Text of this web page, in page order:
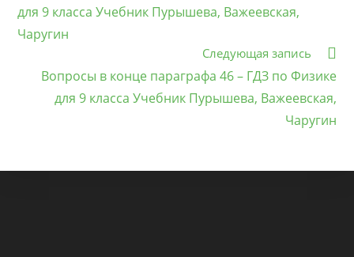
для 9 класса Учебник Пурышева, Важеевская,
Чаругин
Следующая запись
Вопросы в конце параграфа 46 – ГДЗ по Физике
для 9 класса Учебник Пурышева, Важеевская,
Чаругин